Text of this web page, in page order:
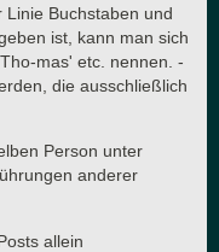
Linie Buchstaben und
ist, kann man sich
mas' etc. nennen. -
die ausschließlich
Person unter
anderer
allein